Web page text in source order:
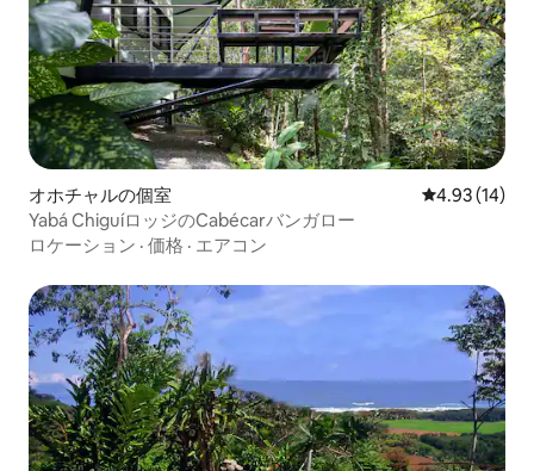
オホチャルの個室 レビュー14
4.93 (14)
Yabá ChiguíロッジのCabécarバンガロー
ロケーション · 価格 · エアコン